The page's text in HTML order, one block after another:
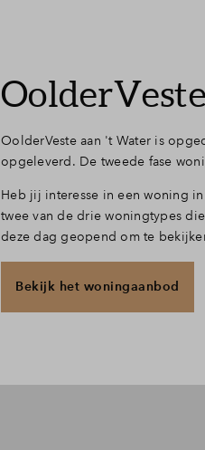
OolderVeste aan 't Water is
opgeleverd. De tweede fase
Heb jij interesse in een woning
twee van de drie woningtypes
deze dag geopend om te
Bekijk het woningaanbod